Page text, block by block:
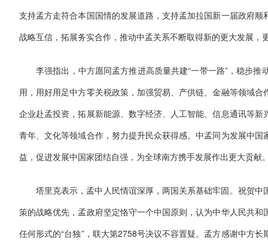
支持孟方走符合本国国情的发展道路，支持孟加拉国新一届政府
战略互信，拓展务实合作，推动中孟关系不断取得新的更大发展，
李强指出，中方愿同孟方推进高质量共建“一带一路”，稳步
用，用好用足中方零关税政策，加强贸易、产供链、金融等领域
企业赴孟投资，拓展新能源、数字经济、人工智能、信息通讯等
青年、文化等领域合作，努力提升民众获得感。中孟同为发展中
益，促进发展中国家团结自强，为全球南方携手发展作出更大贡献
塔里克表示，孟中人民情谊深厚，两国关系基础牢固。祝贺
策的战略优先，孟政府坚定恪守一个中国原则，认为中华人民共
任何形式的“台独”，联大第2758号决议不容置疑。孟方感谢中方